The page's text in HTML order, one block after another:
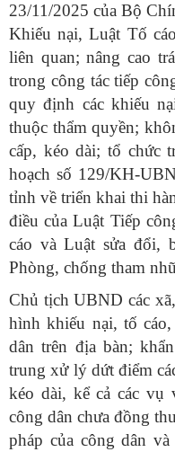
23/11/2025 của Bộ
Khiếu nại, Luật Tố
liên quan; nâng cao
trong công tác tiếp
quy định các khiếu
thuộc thẩm quyền;
cấp, kéo dài; tổ chức
hoạch số 129/KH-
tỉnh về triển khai thi
điều của Luật Tiếp
cáo và Luật sửa đổi,
Phòng, chống tham
Chủ tịch UBND các
hình khiếu nại, tố
dân trên địa bàn;
trung xử lý dứt điểm
kéo dài, kể cả các vụ
công dân chưa đồng
pháp của công dân